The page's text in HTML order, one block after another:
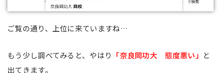
ご覧の通り、上位に来ていますね…
もう少し調べてみると、やはり 「奈良岡功大 態度悪い」 と
出てきます。